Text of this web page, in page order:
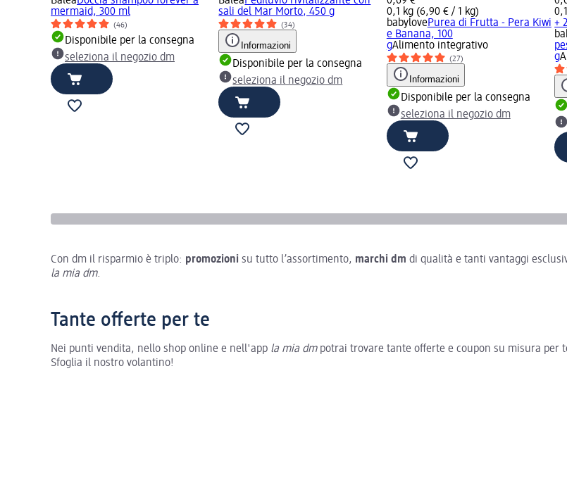
mermaid, 300 ml
(46)
Disponibile per la consegna
seleziona il negozio dm
sali del Mar Morto, 450 g
(34)
Informazioni
Disponibile per la consegna
seleziona il negozio dm
0,1 kg (6,90 € / 1 kg)
babylovePurea di Frutta - Pera Kiwi
e Banana, 100
gAlimento integrativo
(27)
Informazioni
Disponibile per la consegna
seleziona il negozio dm
+
g
Con dm il risparmio è triplo: promozioni su tutto l’assortimento, marchi dm di qualità e tanti vantaggi
la mia dm.
Tante offerte per te
Nei punti vendita, nello shop online e nell'app la mia dmpotrai trovare tante offerte e coupon su misura per
Sfoglia il nostro volantino!